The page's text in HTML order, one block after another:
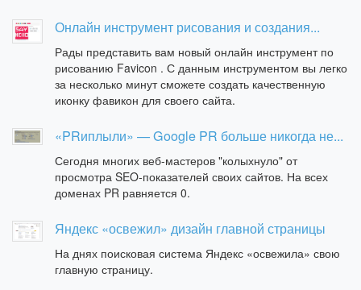
Онлайн инструмент рисования и создания...
Рады представить вам новый онлайн инструмент по
рисованию Favicon . С данным инструментом вы легко
за несколько минут сможете создать качественную
иконку фавикон для своего сайта.
«PRиплыли» — Google PR больше никогда не...
Сегодня многих веб-мастеров "колыхнуло" от
просмотра SEO-показателей своих сайтов. На всех
доменах PR равняется 0.
Яндекс «освежил» дизайн главной страницы
На днях поисковая система Яндекс «освежила» свою
главную страницу.